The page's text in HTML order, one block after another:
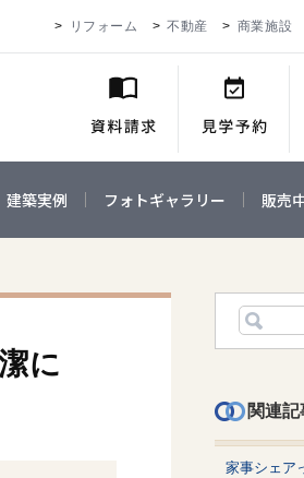
リフォーム 不動産 商業施設
建築実例 フォトギャラリー 販売
に
関連記
家事シェア